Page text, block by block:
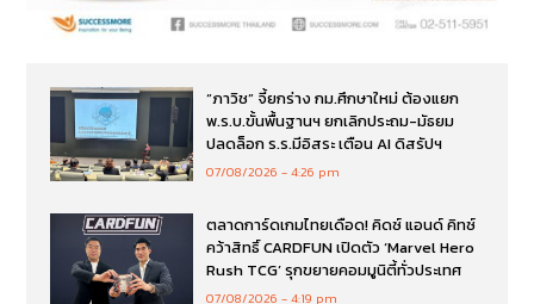
“ภาวิช” จี้ยกร่าง กม.ศึกษาใหม่ ต้องแยก
พ.ร.บ.ขั้นพื้นฐานฯ ยกเลิกประถม-มัธยม
ปลดล็อก ร.ร.มีอิสระ เตือน AI ดิสรัปฯ
07/08/2026 4:26 pm
ตลาดการ์ดเกมไทยเดือด! คิดซ์ แอนด์ คิทซ์
คว้าสิทธิ์ CARDFUN เปิดตัว ‘Marvel Hero
Rush TCG’ รุกขยายคอมมูนิตี้ทั่วประเทศ
07/08/2026 4:19 pm